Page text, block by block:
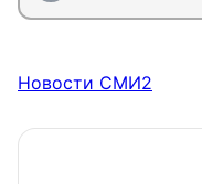
Новости СМИ2